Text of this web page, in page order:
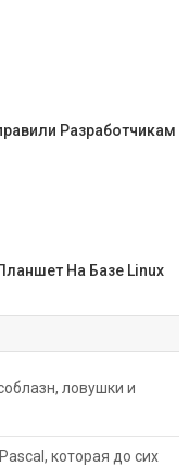
Разработчикам
На Базе Linux
ловушки и
которая до сих